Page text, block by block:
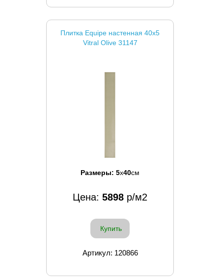
Плитка Equipe настенная 40x5
Vitral Olive 31147
Размеры: 5x40см
Цена: 5898 р/м2
Купить
Артикул: 120866